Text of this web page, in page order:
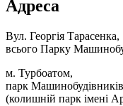
Адреса
Вул. Георгія
всього Парку
м. Турбоатом,
парк Машинобудівників
(колишній парк імені